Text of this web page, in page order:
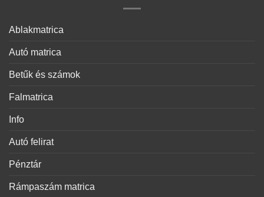
Ablakmatrica
Autó matrica
Betűk és számok
Falmatrica
Info
Autó felirat
Pénztár
Rámpaszám matrica